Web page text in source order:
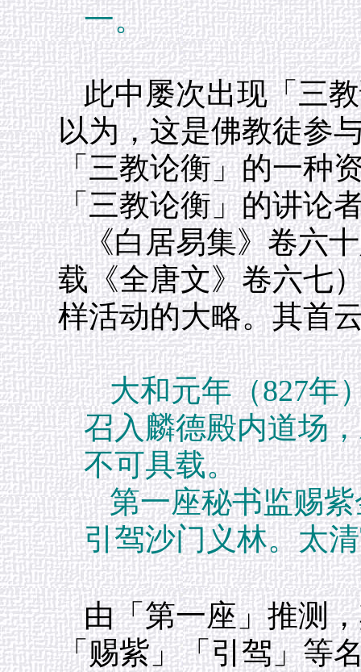
一。
此中屡次出现「三
以为，这是佛教徒参
「三教论衡」的一种
「三教论衡」的讲论
《白居易集》卷六
载《全唐文》卷六七
样活动的大略。其首
大和元年（827年
召入麟德殿内道场
不可具载。
第一座秘书监赐
引驾沙门义林。太
由「第一座」推测
「赐紫」「引驾」等